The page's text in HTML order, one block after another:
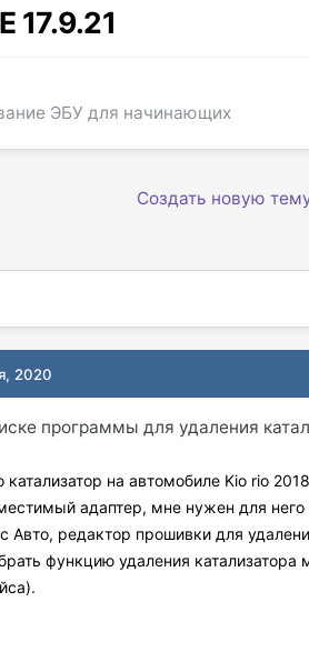
17.9.21
ЭБУ для начинающих
Создать новую
2020
программы для удаления
на автомобиле Kio rio
адаптер, мне нужен для него
Авто, редактор прошивки для
функцию удаления